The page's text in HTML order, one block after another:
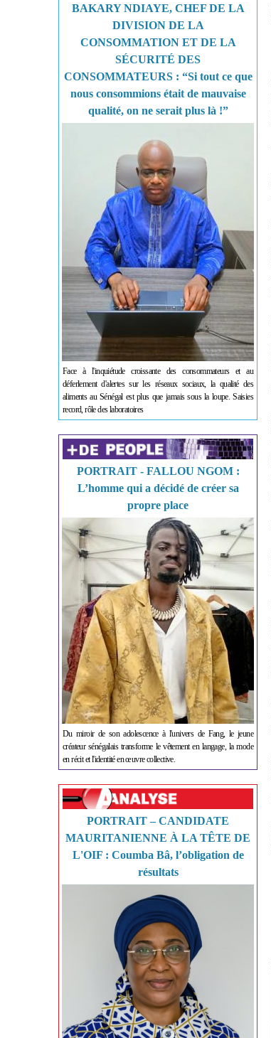
BAKARY NDIAYE, CHEF DE LA
DIVISION DE LA
CONSOMMATION ET DE LA
SÉCURITÉ DES
CONSOMMATEURS : “Si tout ce que
nous consommions était de mauvaise
qualité, on ne serait plus là !”
Face à l'inquiétude croissante des consommateurs et au
déferlement d'alertes sur les réseaux sociaux, la qualité des
aliments au Sénégal est plus que jamais sous la loupe. Saisies
record, rôle des laboratoires
PORTRAIT - FALLOU NGOM :
L’homme qui a décidé de créer sa
propre place
Du miroir de son adolescence à l'univers de Fang, le jeune
créateur sénégalais transforme le vêtement en langage, la mode
en récit et l'identité en œuvre collective.
PORTRAIT – CANDIDATE
MAURITANIENNE À LA TÊTE DE
L'OIF : Coumba Bâ, l’obligation de
résultats